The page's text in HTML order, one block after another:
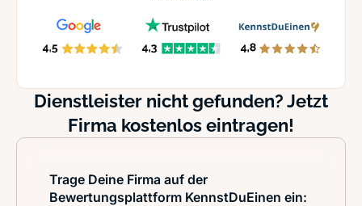
Dienstleister nicht gefunden? Jetzt
Firma kostenlos eintragen!
Trage Deine Firma auf der
Bewertungsplattform KennstDuEinen ein: